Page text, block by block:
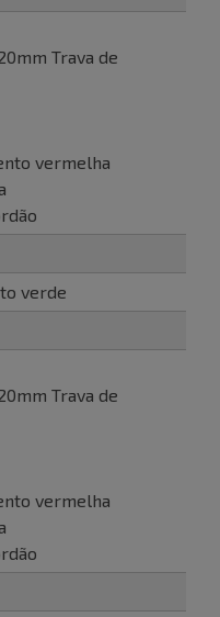
Trava de
vermelha
verde
Trava de
vermelha